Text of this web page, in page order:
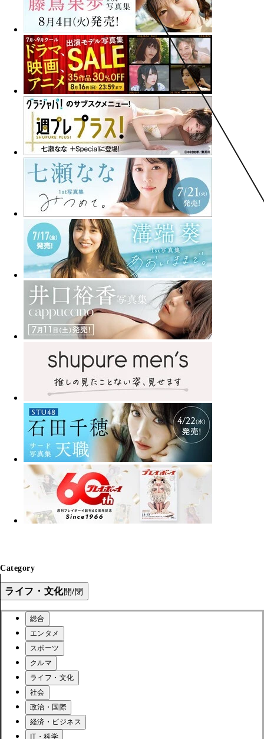
Category
ライフ・文化開/閉
総合
エンタメ
スポーツ
クルマ
ライフ・文化
社会
政治・国際
経済・ビジネス
IT・科学